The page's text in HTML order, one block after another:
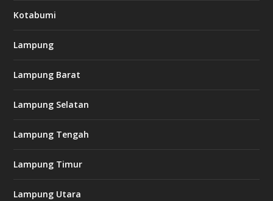
Kotabumi
Lampung
Lampung Barat
Lampung Selatan
Lampung Tengah
Lampung Timur
Lampung Utara